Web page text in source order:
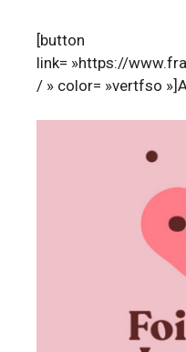
[button
link= »https://
/ » color= »vertfso